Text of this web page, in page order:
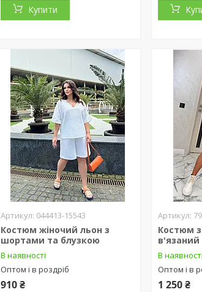
Купити
044413-15543
Костюм жіночий льон з
шортами та блузкою
В наявності
Оптом і в роздріб
910 ₴
Костюм
в'язаний
В наявності
Оптом і в
1 250 ₴